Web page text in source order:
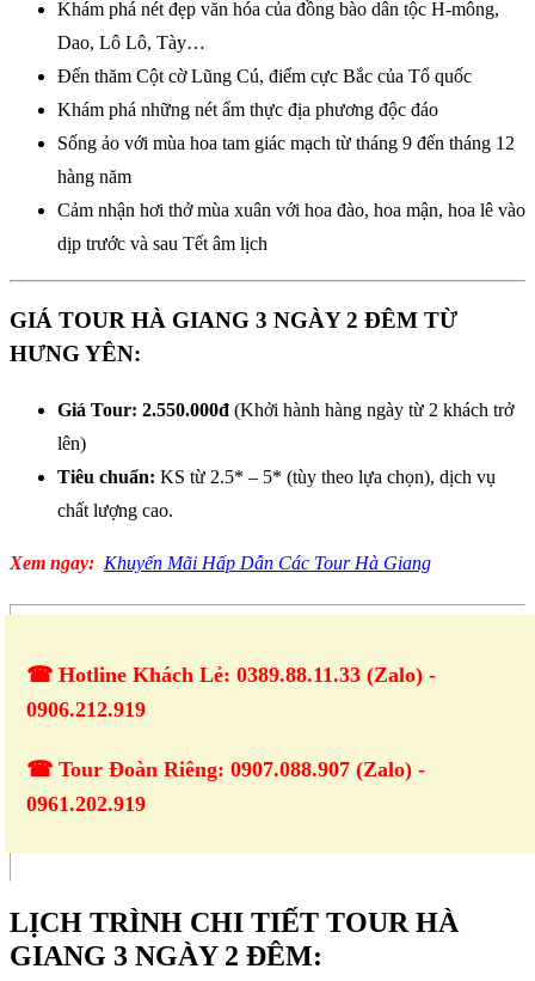
Khám phá nét đẹp văn hóa của đồng bào dân tộc H-mông,
Dao, Lô Lô, Tày…
Đến thăm Cột cờ Lũng Cú, điểm cực Bắc của Tổ quốc
Khám phá những nét ẩm thực địa phương độc đáo
Sống ảo với mùa hoa tam giác mạch từ tháng 9 đến tháng 12
hàng năm
Cảm nhận hơi thở mùa xuân với hoa đào, hoa mận, hoa lê vào
dịp trước và sau Tết âm lịch
GIÁ TOUR HÀ GIANG 3 NGÀY 2 ĐÊM TỪ
HƯNG YÊN:
Giá Tour: 2.550.000đ (Khởi hành hàng ngày từ 2 khách trở
lên)
Tiêu chuẩn: KS từ 2.5* – 5* (tùy theo lựa chọn), dịch vụ
chất lượng cao.
Xem ngay: Khuyến Mãi Hấp Dẫn Các Tour Hà Giang
☎ Hotline Khách Lẻ: 0389.88.11.33 (Zalo) -
0906.212.919
☎ Tour Đoàn Riêng: 0907.088.907 (Zalo) -
0961.202.919
LỊCH TRÌNH CHI TIẾT TOUR HÀ
GIANG 3 NGÀY 2 ĐÊM: